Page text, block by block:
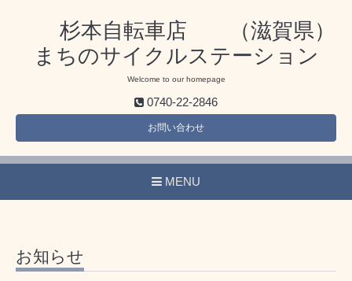
杉本自転車店 （滋賀県）
まちのサイクルステーション
Welcome to our homepage
0740-22-2846
お問い合わせ
MENU
お知らせ